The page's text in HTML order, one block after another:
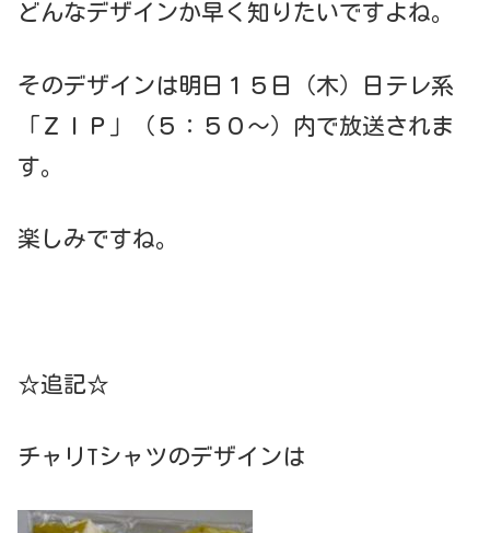
どんなデザインか早く知りたいですよね。
そのデザインは明日１５日（木）日テレ系
「ＺＩＰ」（５：５０～）内で放送されま
す。
楽しみですね。
☆追記☆
チャリTシャツのデザインは